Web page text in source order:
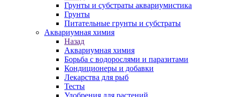
Грунты и субстраты аквариумистика
Грунты
Питательные грунты и субстраты
Аквариумная химия
Назад
Аквариумная химия
Борьба с водорослями и паразитами
Кондиционеры и добавки
Лекарства для рыб
Тесты
Удобрения для растений